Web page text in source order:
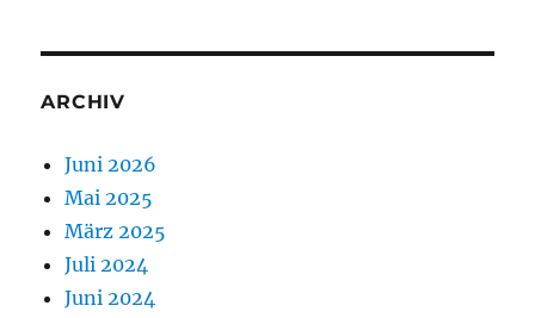
ARCHIV
Juni 2026
Mai 2025
März 2025
Juli 2024
Juni 2024